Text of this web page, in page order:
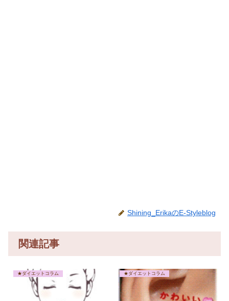
Shining_ErikaのE-Styleblog
関連記事
★ダイエットコラム ★ダイエットコラム